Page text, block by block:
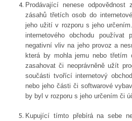
Prodávající nenese
zásahů třetích osob do
jeho užití v rozporu s jeho
internetového obchodu
negativní vliv na jeho provoz a
která by mohla jemu nebo třetím
zasahovat či neoprávněně užít
součásti tvořící internetový
nebo jeho části či softwarové
by byl v rozporu s jeho určením či
Kupující tímto přebírá na sebe